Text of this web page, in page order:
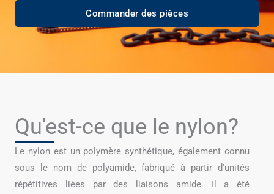
Commander des pièces
Qu'est-ce que le nylon?
Le nylon est un polymère synthétique, également connu
sous le nom de polyamide, fabriqué à partir d'unités
répétitives liées par des liaisons amide. Il a été